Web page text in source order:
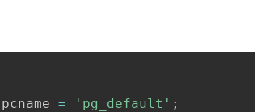
= 'pg_default' ;